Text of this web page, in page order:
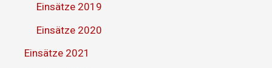
Einsätze 2019
Einsätze 2020
Einsätze 2021